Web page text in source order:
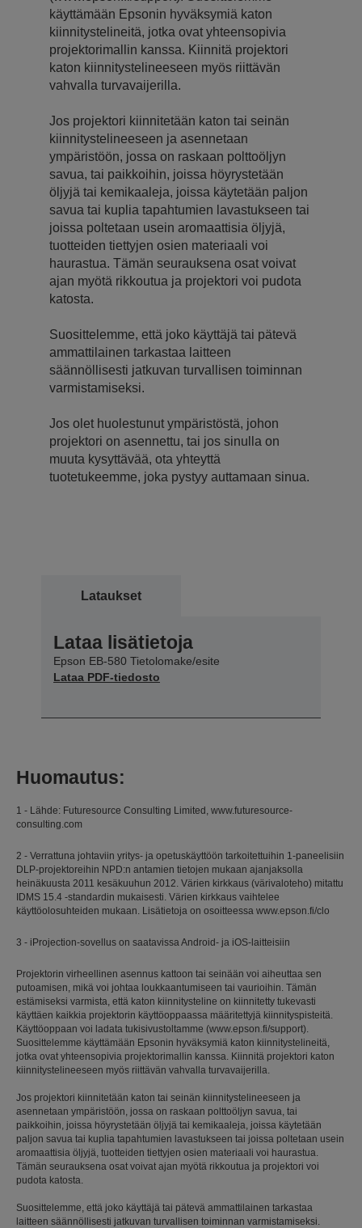
käyttämään Epsonin hyväksymiä katon
kiinnitystelineitä, jotka ovat yhteensopivia
projektorimallin kanssa. Kiinnitä projektori
katon kiinnitystelineeseen myös riittävän
vahvalla turvavaijerilla.
Jos projektori kiinnitetään katon tai seinän
kiinnitystelineeseen ja asennetaan
ympäristöön, jossa on raskaan polttoöljyn
savua, tai paikkoihin, joissa höyrystetään
öljyjä tai kemikaaleja, joissa käytetään paljon
savua tai kuplia tapahtumien lavastukseen tai
joissa poltetaan usein aromaattisia öljyjä,
tuotteiden tiettyjen osien materiaali voi
haurastua. Tämän seurauksena osat voivat
ajan myötä rikkoutua ja projektori voi pudota
katosta.
Suosittelemme, että joko käyttäjä tai pätevä
ammattilainen tarkastaa laitteen
säännöllisesti jatkuvan turvallisen toiminnan
varmistamiseksi.
Jos olet huolestunut ympäristöstä, johon
projektori on asennettu, tai jos sinulla on
muuta kysyttävää, ota yhteyttä
tuotetukeemme, joka pystyy auttamaan sinua.
Lataukset
Lataa lisätietoja
Epson EB-580 Tietolomake/esite
Lataa PDF-tiedosto
Huomautus:
1 - Lähde: Futuresource Consulting Limited, www.futuresource-
consulting.com
2 - Verrattuna johtaviin yritys- ja opetuskäyttöön tarkoitettuihin 1-paneelisiin
DLP-projektoreihin NPD:n antamien tietojen mukaan ajanjaksolla
heinäkuusta 2011 kesäkuuhun 2012. Värien kirkkaus (värivaloteho) mitattu
IDMS 15.4 -standardin mukaisesti. Värien kirkkaus vaihtelee
käyttöolosuhteiden mukaan. Lisätietoja on osoitteessa www.epson.fi/clo
3 - iProjection-sovellus on saatavissa Android- ja iOS-laitteisiin
Projektorin virheellinen asennus kattoon tai seinään voi aiheuttaa sen
putoamisen, mikä voi johtaa loukkaantumiseen tai vaurioihin. Tämän
estämiseksi varmista, että katon kiinnitysteline on kiinnitetty tukevasti
käyttäen kaikkia projektorin käyttöoppaassa määritettyjä kiinnityspisteitä.
Käyttöoppaan voi ladata tukisivustoltamme (www.epson.fi/support).
Suosittelemme käyttämään Epsonin hyväksymiä katon kiinnitystelineitä,
jotka ovat yhteensopivia projektorimallin kanssa. Kiinnitä projektori katon
kiinnitystelineeseen myös riittävän vahvalla turvavaijerilla.
Jos projektori kiinnitetään katon tai seinän kiinnitystelineeseen ja
asennetaan ympäristöön, jossa on raskaan polttoöljyn savua, tai
paikkoihin, joissa höyrystetään öljyjä tai kemikaaleja, joissa käytetään
paljon savua tai kuplia tapahtumien lavastukseen tai joissa poltetaan usein
aromaattisia öljyjä, tuotteiden tiettyjen osien materiaali voi haurastua.
Tämän seurauksena osat voivat ajan myötä rikkoutua ja projektori voi
pudota katosta.
Suosittelemme, että joko käyttäjä tai pätevä ammattilainen tarkastaa
laitteen säännöllisesti jatkuvan turvallisen toiminnan varmistamiseksi.